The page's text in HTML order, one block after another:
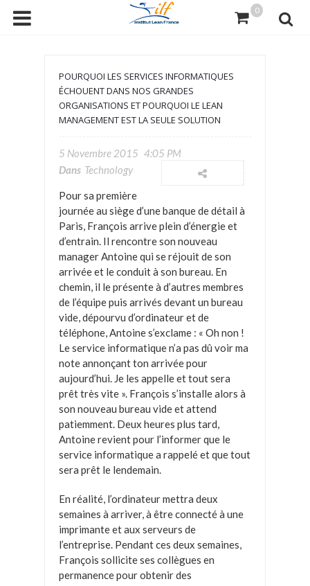
0
POURQUOI LES SERVICES INFORMATIQUES
ÉCHOUENT DANS NOS GRANDES
ORGANISATIONS ET POURQUOI LE LEAN
MANAGEMENT EST LA SEULE SOLUTION
5 Novembre 2015 4:05 PM
Dans Technology
Pour sa première
journée au siège d’une banque de détail à
Paris, François arrive plein d’énergie et
d’entrain. Il rencontre son nouveau
manager Antoine qui se réjouit de son
arrivée et le conduit à son bureau. En
chemin, il le présente à d’autres membres
de l’équipe puis arrivés devant un bureau
vide, dépourvu d’ordinateur et de
téléphone, Antoine s’exclame : « Oh non !
Le service informatique n’a pas dû voir ma
note annonçant ton arrivée pour
aujourd’hui. Je les appelle et tout sera
prêt très vite ». François s’installe alors à
son nouveau bureau vide et attend
patiemment. Deux heures plus tard,
Antoine revient pour l’informer que le
service informatique a rappelé et que tout
sera prêt le lendemain.
En réalité, l’ordinateur mettra deux
semaines à arriver, à être connecté à une
imprimante et aux serveurs de
l’entreprise. Pendant ces deux semaines,
François sollicite ses collègues en
permanence pour obtenir des